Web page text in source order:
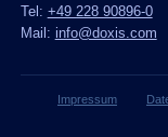
Tel: +49 228 90896-0
Mail: info@doxis.com
Impressum